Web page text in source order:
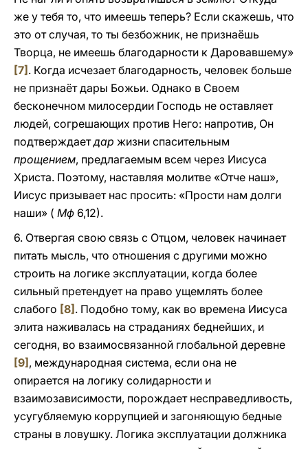
же у тебя то, что имеешь теперь? Если скажешь, что
это от случая, то ты безбожник, не признаёшь
Творца, не имеешь благодарности к Даровавшему»
[7] . Когда исчезает благодарность, человек больше
не признаёт дары Божьи. Однако в Своем
бесконечном милосердии Господь не оставляет
людей, согрешающих против Него: напротив, Он
подтверждаетдар жизни спасительным
прощением, предлагаемым всем через Иисуса
Христа. Поэтому, наставляя молитве «Отче наш»,
Иисус призывает нас просить: «Прости нам долги
наши» ( Мф 6,12).
6. Отвергая свою связь с Отцом, человек начинает
питать мысль, что отношения с другими можно
строить на логике эксплуатации, когда более
сильный претендует на право ущемлять более
слабого [8] . Подобно тому, как во времена Иисуса
элита наживалась на страданиях беднейших, и
сегодня, во взаимосвязанной глобальной деревне
[9] , международная система, если она не
опирается на логику солидарности и
взаимозависимости, порождает несправедливость,
усугубляемую коррупцией и загоняющую бедные
страны в ловушку. Логика эксплуатации должника